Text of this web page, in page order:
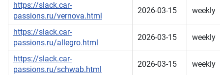
https://slack.car-
passions.ru/vernova.html
2026-03-15 weekly
https://slack.car-
passions.ru/allegro.html
2026-03-15 weekly
https://slack.car-
passions.ru/schwab.html
2026-03-15 weekly